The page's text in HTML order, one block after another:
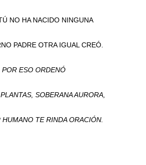
NO HA NACIDO NINGUNA
PADRE OTRA IGUAL CREÓ.
POR ESO ORDENÓ
SOBERANA AURORA,
HUMANO TE RINDA ORACIÓN.